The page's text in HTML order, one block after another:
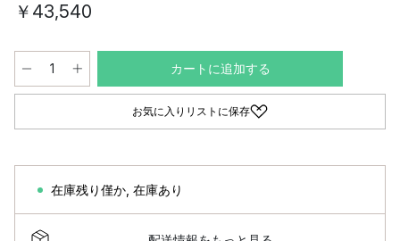
￥43,540
カートに追加する
お気に入りリストに保存
在庫残り僅か 在庫あり